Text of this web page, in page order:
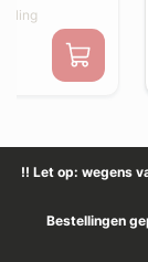
!! Let op: wegens
Bestellingen